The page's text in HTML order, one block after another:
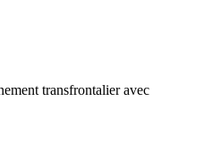
transfrontalier avec